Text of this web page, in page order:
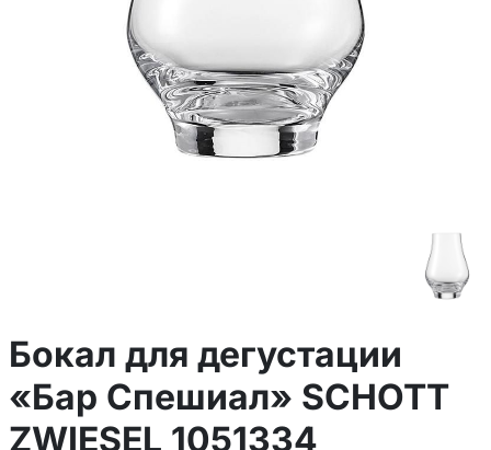
Бокал для дегустации
«Бар Спешиал» SCHOTT
ZWIESEL 1051334